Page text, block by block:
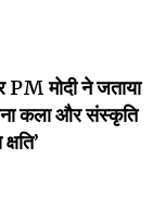
PM मोदी ने जताया
कला और संस्कृति